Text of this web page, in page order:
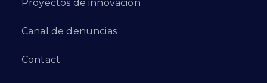
Proyectos de innovación
Canal de denuncias
Contact